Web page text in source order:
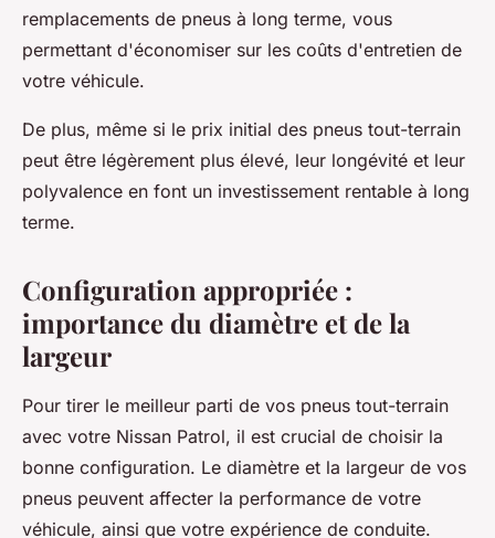
remplacements de pneus à long terme, vous
permettant d'économiser sur les coûts d'entretien de
votre véhicule.
De plus, même si le prix initial des pneus tout-terrain
peut être légèrement plus élevé, leur longévité et leur
polyvalence en font un investissement rentable à long
terme.
Configuration appropriée :
importance du diamètre et de la
largeur
Pour tirer le meilleur parti de vos pneus tout-terrain
avec votre Nissan Patrol, il est crucial de choisir la
bonne configuration. Le diamètre et la largeur de vos
pneus peuvent affecter la performance de votre
véhicule, ainsi que votre expérience de conduite.